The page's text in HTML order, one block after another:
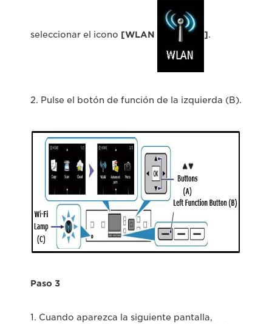
seleccionar el icono [WLAN ].
2. Pulse el botón de función de la izquierda (B).
Paso 3
1. Cuando aparezca la siguiente pantalla,